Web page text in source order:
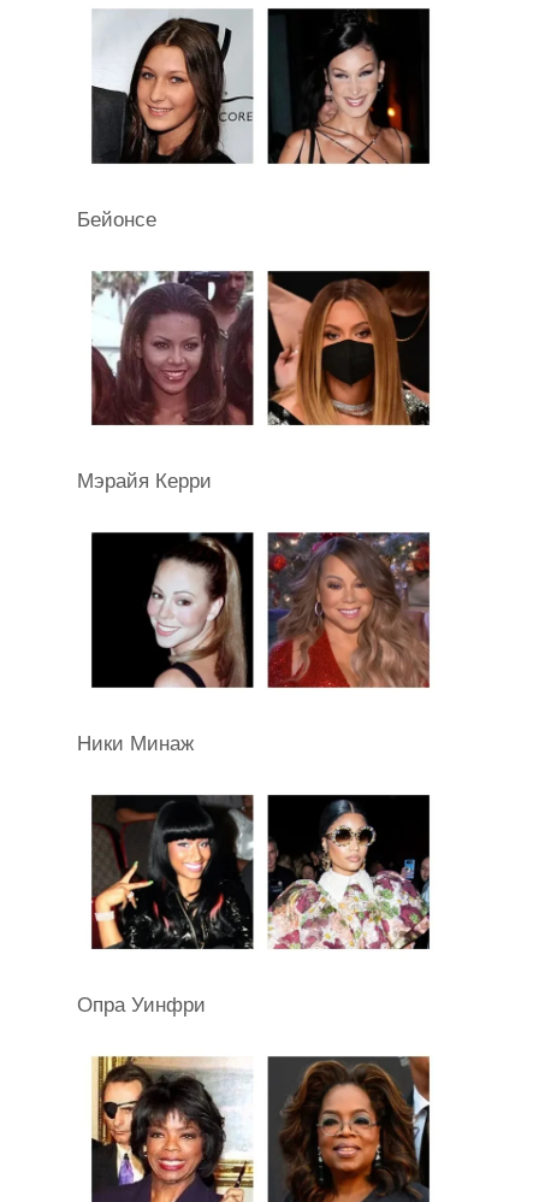
Бейонсе
Мэрайя Керри
Ники Минаж
Опра Уинфри